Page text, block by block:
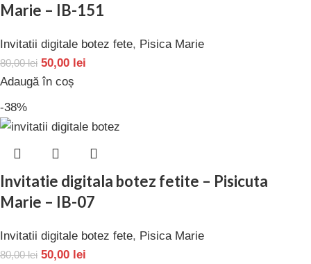
Marie – IB-151
Invitatii digitale botez fete, Pisica Marie
80,00lei 50,00 lei
Adaugă în coș
-38%
Invitatie digitala botez fetite – Pisicuta
Marie – IB-07
Invitatii digitale botez fete, Pisica Marie
80,00lei 50,00 lei